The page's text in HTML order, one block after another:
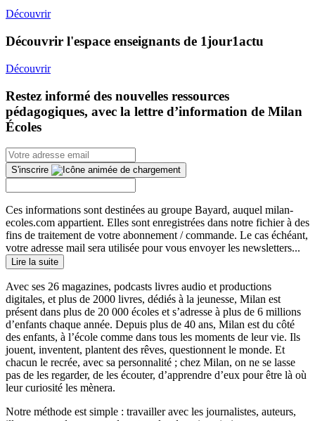
Découvrir
Découvrir l'espace enseignants de 1jour1actu
Découvrir
Restez informé des nouvelles ressources
pédagogiques, avec la lettre d’information de Milan
Écoles
S'inscrire
Ces informations sont destinées au groupe Bayard, auquel milan-
ecoles.com appartient. Elles sont enregistrées dans notre fichier à des
fins de traitement de votre abonnement / commande. Le cas échéant,
votre adresse mail sera utilisée pour vous envoyer les newsletters...
Lire la suite
Avec ses 26 magazines, podcasts livres audio et productions
digitales, et plus de 2000 livres, dédiés à la jeunesse, Milan est
présent dans plus de 20 000 écoles et s’adresse à plus de 6 millions
d’enfants chaque année. Depuis plus de 40 ans, Milan est du côté
des enfants, à l’école comme dans tous les moments de leur vie. Ils
jouent, inventent, plantent des rêves, questionnent le monde. Et
chacun le recrée, avec sa personnalité ; chez Milan, on ne se lasse
pas de les regarder, de les écouter, d’apprendre d’eux pour être là où
leur curiosité les mènera.
Notre méthode est simple : travailler avec les journalistes, auteurs,